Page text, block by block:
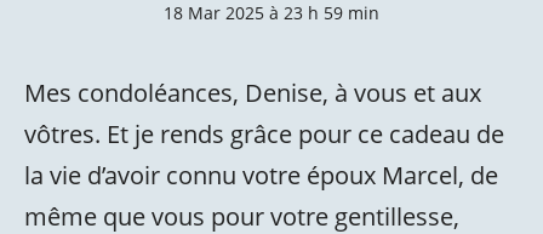
18 Mar 2025 à 23 h 59 min
Mes condoléances, Denise, à vous et aux
vôtres. Et je rends grâce pour ce cadeau de
la vie d’avoir connu votre époux Marcel, de
même que vous pour votre gentillesse,